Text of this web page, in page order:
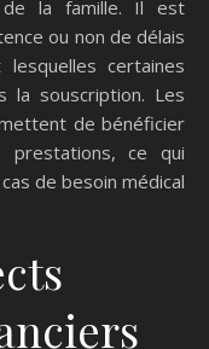
de la famille. Il est
ou non de délais
certaines
la souscription. Les
de bénéficier
prestations, ce qui
de besoin médical